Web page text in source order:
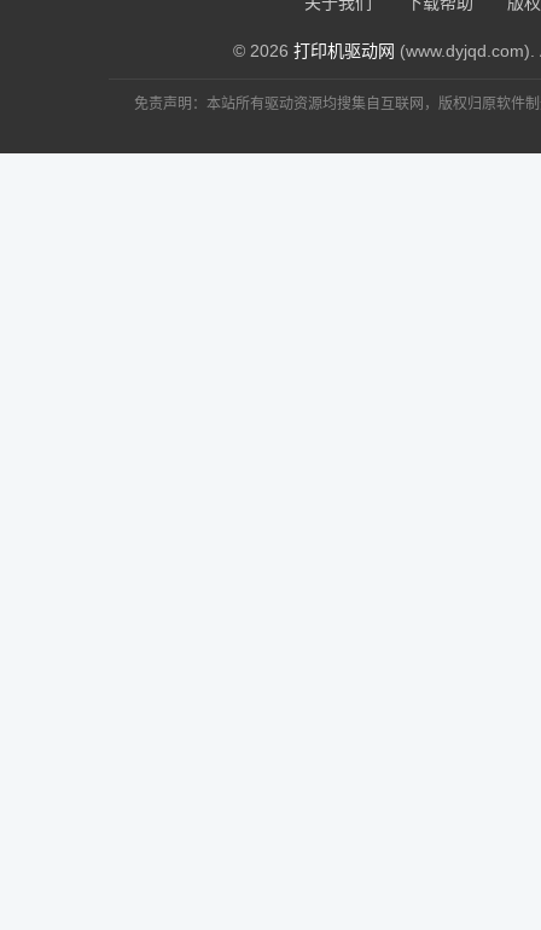
© 2026 打印机驱动网
免责声明：本站所有驱动资源均搜集自互联网，版权归原软件